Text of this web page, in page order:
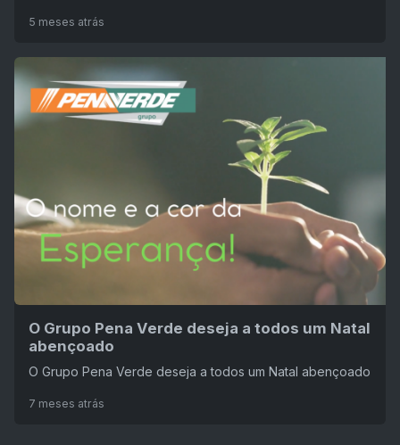
5 meses atrás
O Grupo Pena Verde deseja a todos um Natal
abençoado
O Grupo Pena Verde deseja a todos um Natal abençoado
7 meses atrás